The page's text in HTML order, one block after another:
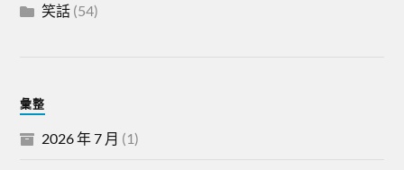
笑話 (54)
彙整
2026 年 7 月 (1)